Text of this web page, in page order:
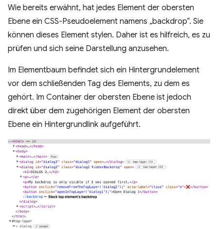
Wie bereits erwähnt, hat jedes Element der obersten
Ebene ein CSS-Pseudoelement namens „backdrop“. Sie
können dieses Element stylen. Daher ist es hilfreich, es zu
prüfen und sich seine Darstellung anzusehen.
Im Elementbaum befindet sich ein Hintergrundelement
vor dem schließenden Tag des Elements, zu dem es
gehört. Im Container der obersten Ebene ist jedoch
direkt über dem zugehörigen Element der obersten
Ebene ein Hintergrundlink aufgeführt.